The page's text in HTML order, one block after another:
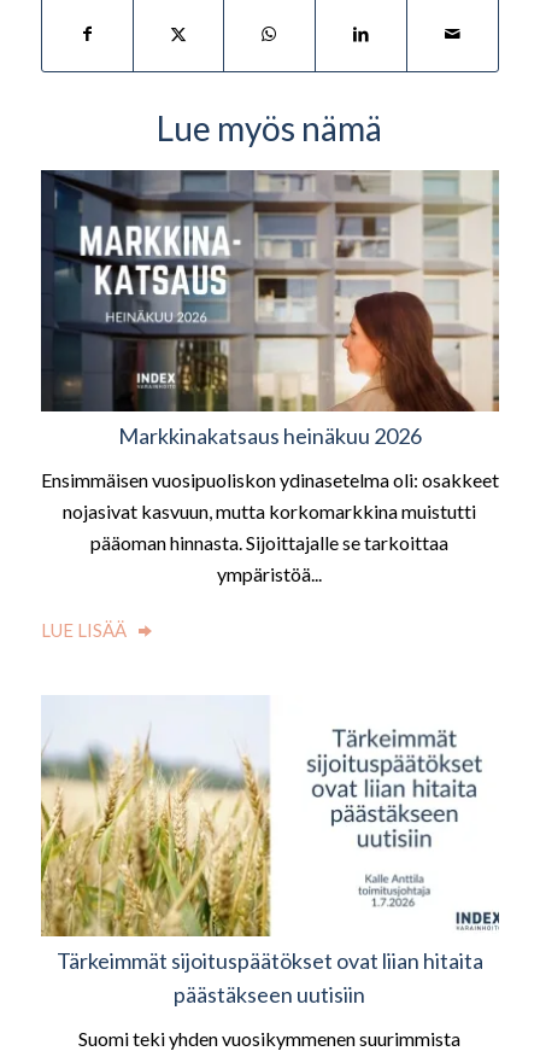
Lue myös nämä
Markkinakatsaus heinäkuu 2026
Ensimmäisen vuosipuoliskon ydinasetelma oli: osakkeet
nojasivat kasvuun, mutta korkomarkkina muistutti
pääoman hinnasta. Sijoittajalle se tarkoittaa
ympäristöä...
LUE LISÄÄ
Tärkeimmät sijoituspäätökset ovat liian hitaita
päästäkseen uutisiin
Suomi teki yhden vuosikymmenen suurimmista